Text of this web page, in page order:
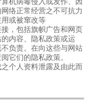
络正常经营之不可抗力
或被窜改等
，包括旗帜广告和网页
内容、隐私政策或运
负责。在向这些与网站
它们的隐私政策。
个人资料泄露及由此而